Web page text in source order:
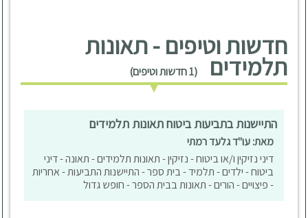
חדשות וטיפים - תאונות
תלמידים (1 חדשות וטיפים)
התיישנות בתביעות ביטוח תאונות תלמידים
מאת: עו"ד גלעד רמתי
דיני נזיקין ו/או ביטוח - נזיקין - תאונות תלמידים - תאונה - דיני
ביטוח - ילדים - תלמיד - בית ספר - התיישנות התביעות - אחריות
- פיצויים - הורים - תאונות בבית הספר - חופש גדול